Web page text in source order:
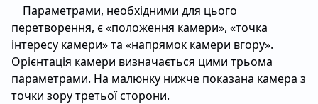
Параметрами, необхідними для цього
перетворення, є «положення камери», «точка
інтересу камери» та «напрямок камери вгору».
Орієнтація камери визначається цими трьома
параметрами. На малюнку нижче показана камера з
точки зору третьої сторони.